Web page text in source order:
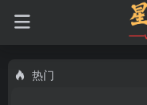
热门